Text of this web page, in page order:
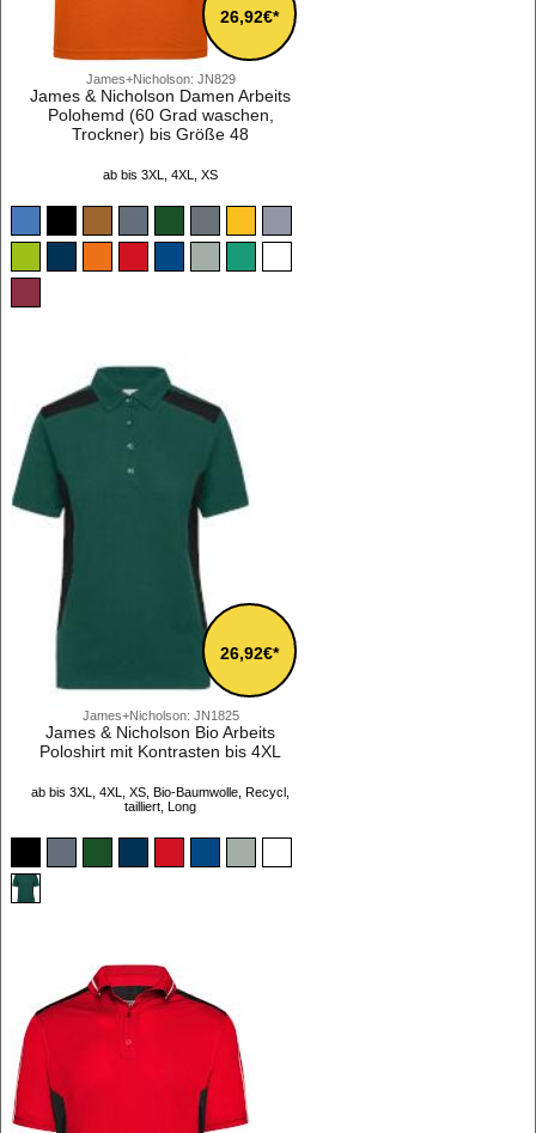
James+Nicholson: JN829
26,92€*
James & Nicholson Damen Arbeits
Polohemd (60 Grad waschen,
Trockner) bis Größe 48
ab bis 3XL, 4XL, XS
James+Nicholson: JN1825
26,92€*
James & Nicholson Bio Arbeits
Poloshirt mit Kontrasten bis 4XL
ab bis 3XL, 4XL, XS, Bio-Baumwolle, Recycl,
tailliert, Long